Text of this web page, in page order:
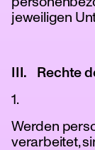
jeweiligen
III. Rechte
1.
Werden
verarbeitet,